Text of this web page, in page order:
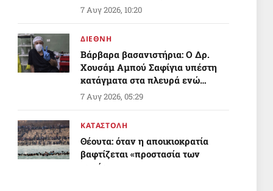
7 Αυγ 2026, 10:20
ΔΙΕΘΝΗ
Βάρβαρα βασανιστήρια: Ο Δρ.
Χουσάμ Αμπού Σαφίγια υπέστη
κατάγματα στα πλευρά ενώ
βρίσκεται υπό ισραηλινή κράτηση
7 Αυγ 2026, 05:29
ΚΑΤΑΣΤΟΛΗ
Θέουτα: όταν η αποικιοκρατία
βαφτίζεται «προστασία των
συνόρων»